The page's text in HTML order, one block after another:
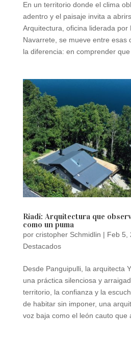
En un territorio donde el clima
adentro y el paisaje invita a
Arquitectura, oficina liderada por
Navarrete, se mueve entre esas
la diferencia: en comprender
Riadi: Arquitectura que
como un puma
por cristopher Schmidlin | Feb 5,
Destacados
Desde Panguipulli, la arquitecta
una práctica silenciosa y
territorio, la confianza y la
de habitar sin imponer, una
voz baja como el león cauto que